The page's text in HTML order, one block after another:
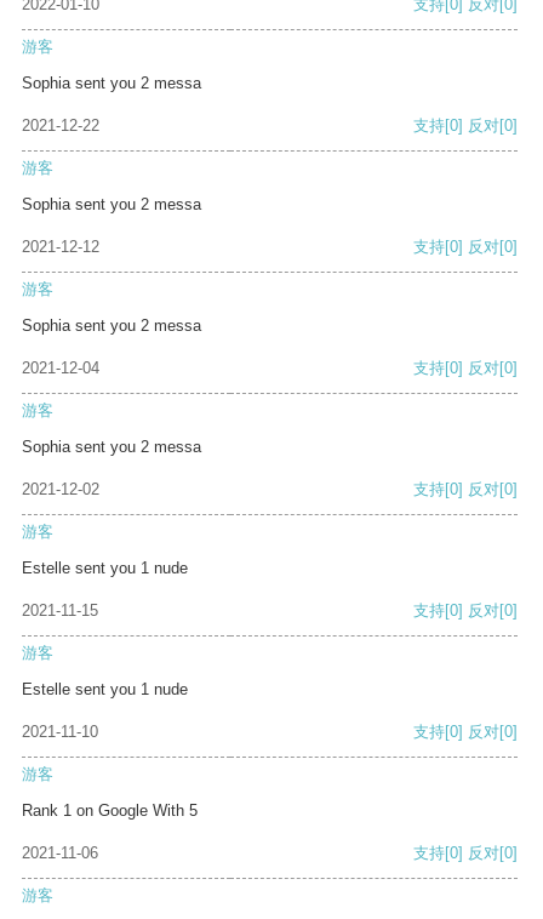
2022-01-10 支持[0] 反对[0]
游客
Sophia sent you 2 messa
2021-12-22 支持[0] 反对[0]
游客
Sophia sent you 2 messa
2021-12-12 支持[0] 反对[0]
游客
Sophia sent you 2 messa
2021-12-04 支持[0] 反对[0]
游客
Sophia sent you 2 messa
2021-12-02 支持[0] 反对[0]
游客
Estelle sent you 1 nude
2021-11-15 支持[0] 反对[0]
游客
Estelle sent you 1 nude
2021-11-10 支持[0] 反对[0]
游客
Rank 1 on Google With 5
2021-11-06 支持[0] 反对[0]
游客